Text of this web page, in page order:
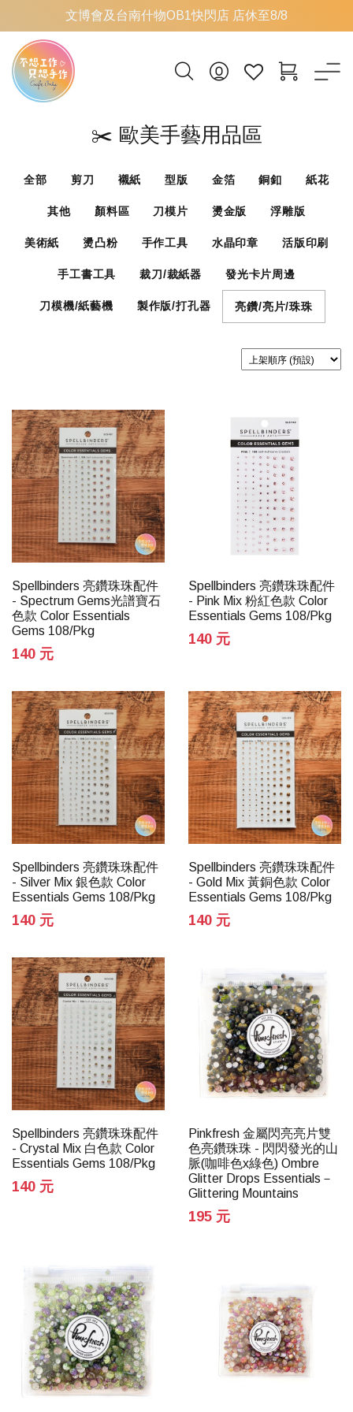
文博會及台南什物OB1快閃店 店休至8/8
✂️ 歐美手藝用品區
全部 剪刀 襯紙 型版 金箔 銅釦 紙花
其他 顏料區 刀模片 燙金版 浮雕版
美術紙 燙凸粉 手作工具 水晶印章 活版印刷
手工書工具 裁刀/裁紙器 發光卡片周邊
刀模機/紙藝機 製作版/打孔器 亮鑽/亮片/珠珠
Spellbinders 亮鑽珠珠配件
- Spectrum Gems光譜寶石
色款 Color Essentials
Gems 108/Pkg
140 元
Spellbinders 亮鑽珠珠配件
- Pink Mix 粉紅色款 Color
Essentials Gems 108/Pkg
140 元
Spellbinders 亮鑽珠珠配件
- Silver Mix 銀色款 Color
Essentials Gems 108/Pkg
140 元
Spellbinders 亮鑽珠珠配件
- Gold Mix 黃銅色款 Color
Essentials Gems 108/Pkg
140 元
Spellbinders 亮鑽珠珠配件
- Crystal Mix 白色款 Color
Essentials Gems 108/Pkg
140 元
Pinkfresh 金屬閃亮亮片雙
色亮鑽珠珠 - 閃閃發光的山
脈(咖啡色x綠色) Ombre
Glitter Drops Essentials－
Glittering Mountains
195 元